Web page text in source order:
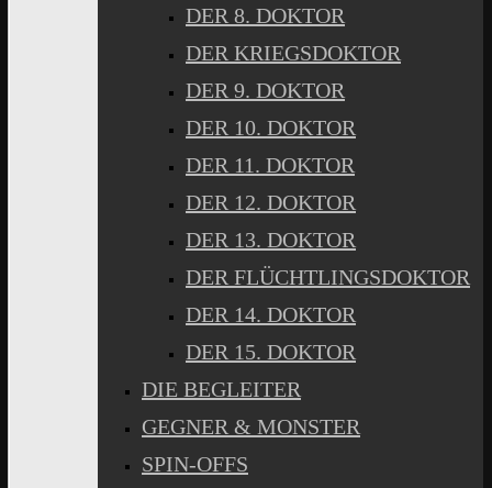
DER 8. DOKTOR
DER KRIEGSDOKTOR
DER 9. DOKTOR
DER 10. DOKTOR
DER 11. DOKTOR
DER 12. DOKTOR
DER 13. DOKTOR
DER FLÜCHTLINGSDOKTOR
DER 14. DOKTOR
DER 15. DOKTOR
DIE BEGLEITER
GEGNER & MONSTER
SPIN-OFFS